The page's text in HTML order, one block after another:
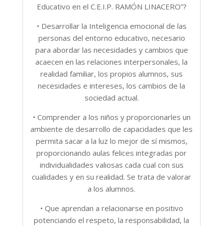
Educativo en el C.E.I.P. RAMÓN LINACERO”?
• Desarrollar la Inteligencia emocional de las
personas del entorno educativo, necesario
para abordar las necesidades y cambios que
acaecen en las relaciones interpersonales, la
realidad familiar, los propios alumnos, sus
necesidades e intereses, los cambios de la
sociedad actual.
• Comprender a los niños y proporcionarles un
ambiente de desarrollo de capacidades que les
permita sacar a la luz lo mejor de sí mismos,
proporcionando aulas felices integradas por
individualidades valiosas cada cual con sus
cualidades y en su realidad. Se trata de valorar
a los alumnos.
• Que aprendan a relacionarse en positivo
potenciando el respeto, la responsabilidad, la